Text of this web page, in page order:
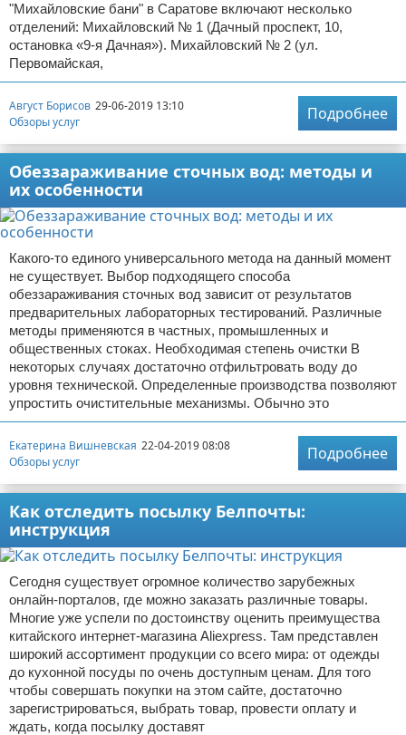
"Михайловские бани" в Саратове включают несколько
отделений: Михайловский № 1 (Дачный проспект, 10,
остановка «9-я Дачная»). Михайловский № 2 (ул.
Первомайская,
Август Борисов 29-06-2019 13:10
Обзоры услуг
Подробнее
Обеззараживание сточных вод: методы и
их особенности
Какого-то единого универсального метода на данный момент
не существует. Выбор подходящего способа
обеззараживания сточных вод зависит от результатов
предварительных лабораторных тестирований. Различные
методы применяются в частных, промышленных и
общественных стоках. Необходимая степень очистки В
некоторых случаях достаточно отфильтровать воду до
уровня технической. Определенные производства позволяют
упростить очистительные механизмы. Обычно это
Екатерина Вишневская 22-04-2019 08:08
Обзоры услуг
Подробнее
Как отследить посылку Белпочты:
инструкция
Сегодня существует огромное количество зарубежных
онлайн-порталов, где можно заказать различные товары.
Многие уже успели по достоинству оценить преимущества
китайского интернет-магазина Aliexpress. Там представлен
широкий ассортимент продукции со всего мира: от одежды
до кухонной посуды по очень доступным ценам. Для того
чтобы совершать покупки на этом сайте, достаточно
зарегистрироваться, выбрать товар, провести оплату и
ждать, когда посылку доставят